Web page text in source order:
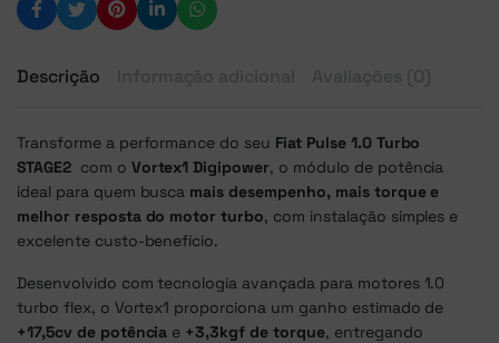
Descrição
Transforme a performance do seu Fiat Pulse 1.0 Turbo
STAGE2com o Vortex1 Digipower, o módulo de potência
ideal para quem busca mais desempenho, mais torque e
melhor resposta do motor turbo, com instalação simples e
excelente custo-benefício.
Desenvolvido com tecnologia avançada para motores 1.0
turbo flex, o Vortex1 proporciona um ganho estimado de
+17,5cv de potência e +3,3kgf de torque, entregando